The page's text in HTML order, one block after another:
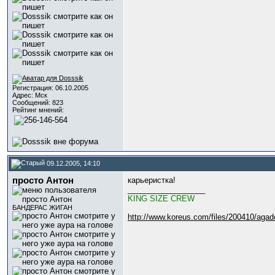
Регистрация: 06.10.2005
Адрес: Мск
Сообщений: 823
Рейтинг мнений:
09.12.2005, 14:10
просто Антон
БАНДЕРАС ЖИГАН
карьеристка!
KING SIZE CREW
http://www.koreus.com/files/200410/